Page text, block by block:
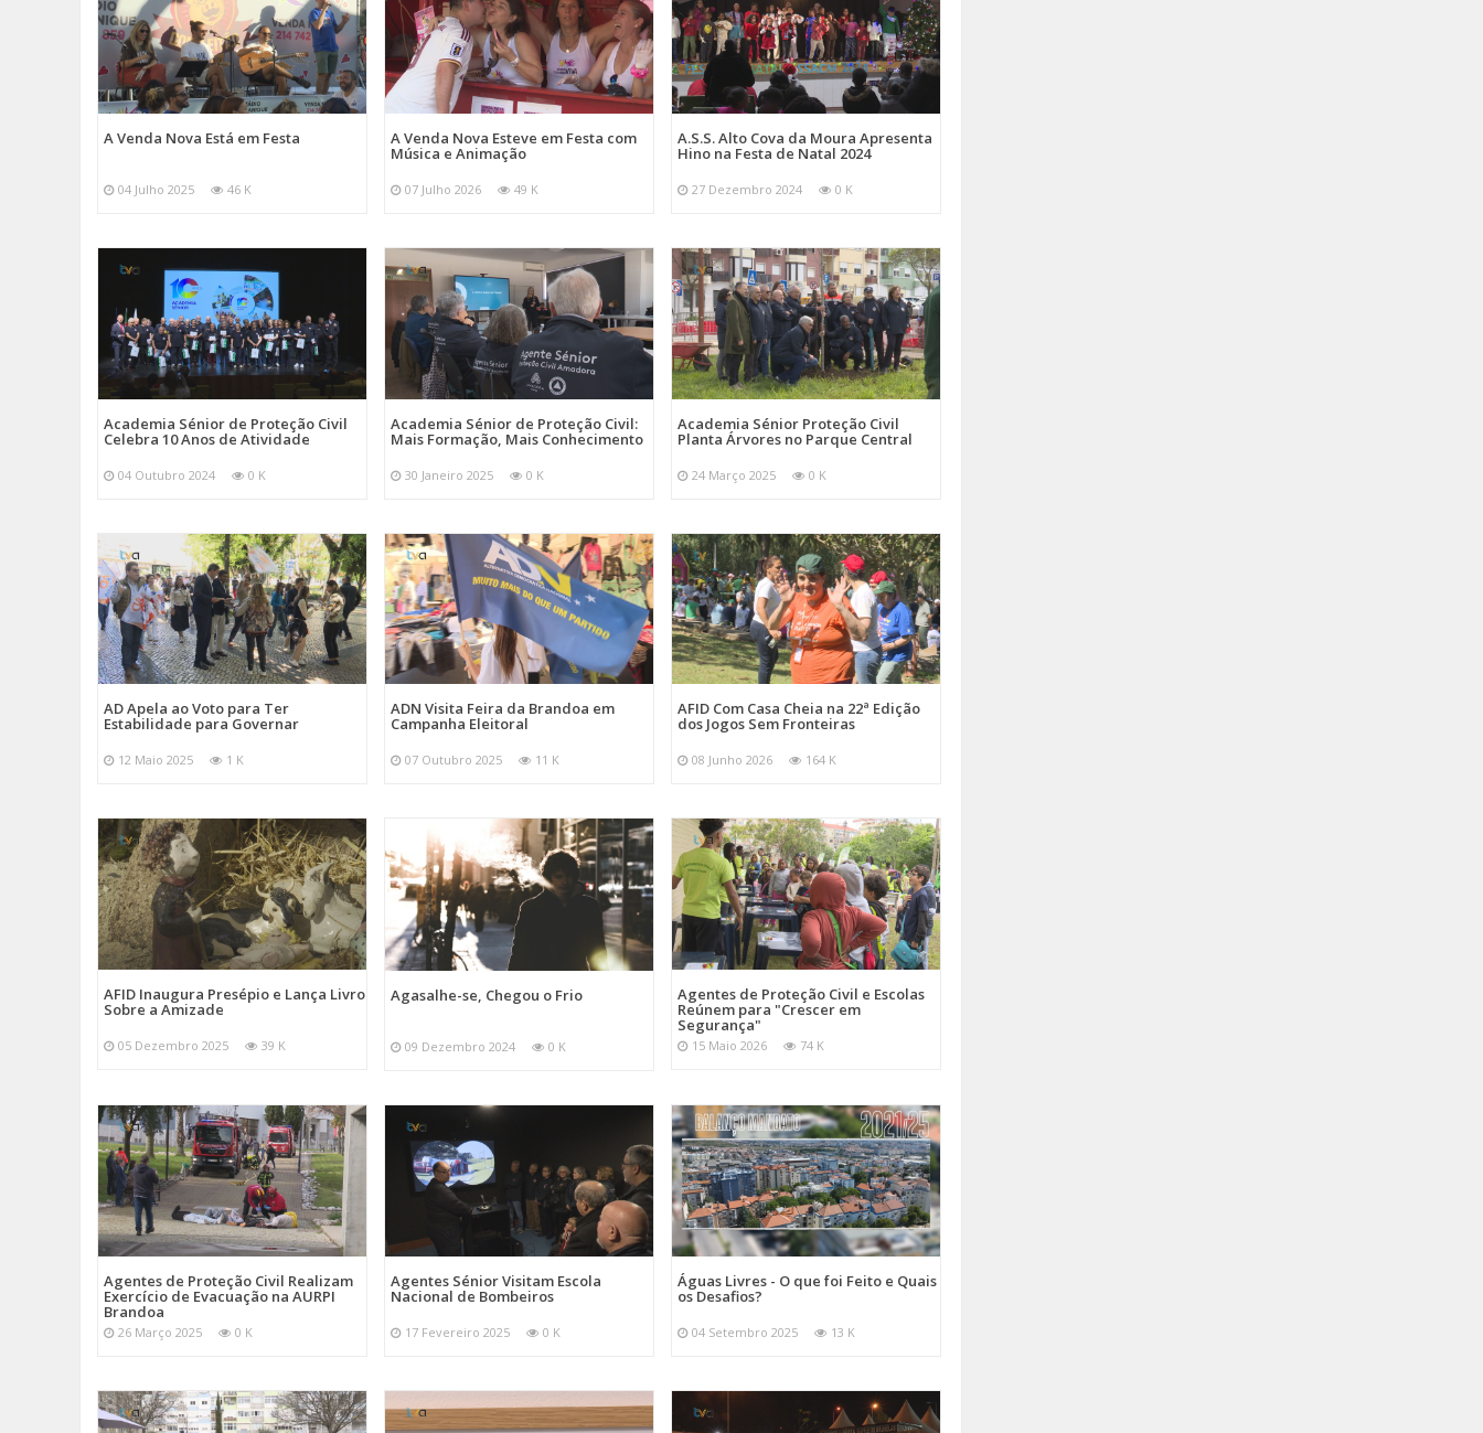
A Venda Nova Está em Festa
04 Julho 2025 46 K
A Venda Nova Esteve em Festa com
Música e Animação
07 Julho 2026 49 K
A.S.S. Alto Cova da Moura Apresenta
Hino na Festa de Natal 2024
27 Dezembro 2024 0 K
Academia Sénior de Proteção Civil
Celebra 10 Anos de Atividade
04 Outubro 2024 0 K
Academia Sénior de Proteção Civil:
Mais Formação, Mais Conhecimento
30 Janeiro 2025 0 K
Academia Sénior Proteção Civil
Planta Árvores no Parque Central
24 Março 2025 0 K
AD Apela ao Voto para Ter
Estabilidade para Governar
12 Maio 2025 1 K
ADN Visita Feira da Brandoa em
Campanha Eleitoral
07 Outubro 2025 11 K
AFID Com Casa Cheia na 22ª Edição
dos Jogos Sem Fronteiras
08 Junho 2026 164 K
AFID Inaugura Presépio e Lança Livro
Sobre a Amizade
05 Dezembro 2025 39 K
Agasalhe-se, Chegou o Frio
09 Dezembro 2024 0 K
Agentes de Proteção Civil e Escolas
Reúnem para "Crescer em
Segurança"
15 Maio 2026 74 K
Agentes de Proteção Civil Realizam
Exercício de Evacuação na AURPI
Brandoa
26 Março 2025 0 K
Agentes Sénior Visitam Escola
Nacional de Bombeiros
17 Fevereiro 2025 0 K
Águas Livres - O que foi Feito e Quais
os Desafios?
04 Setembro 2025 13 K